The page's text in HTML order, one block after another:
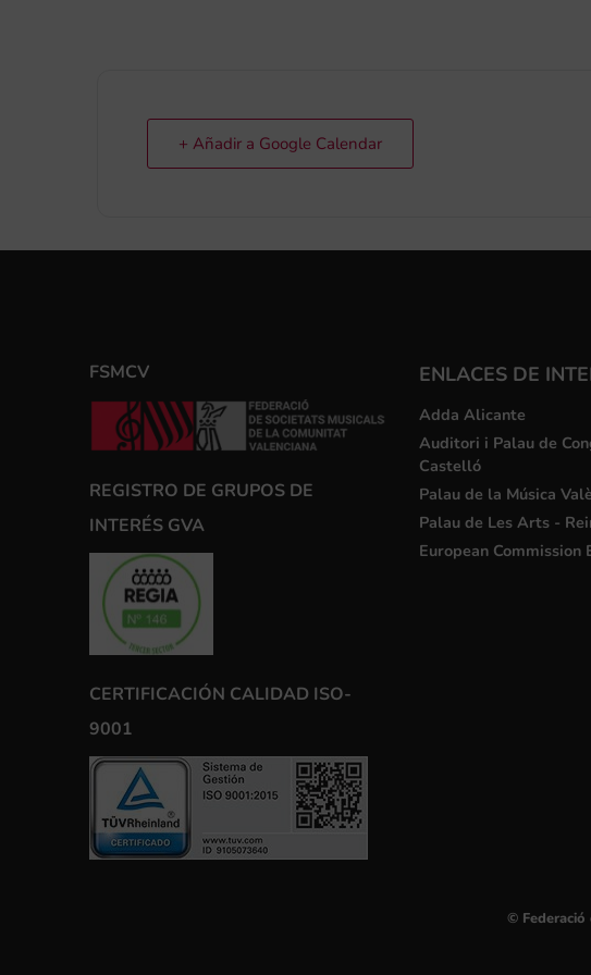
+ Añadir a Google Calendar
FSMCV
REGISTRO DE GRUPOS DE
INTERÉS GVA
CERTIFICACIÓN CALIDAD ISO-
9001
ENLACES DE
Adda Alicante
Auditori i Palau de
Castelló
Palau de la Música
Palau de Les Arts -
European Commission
© Federació